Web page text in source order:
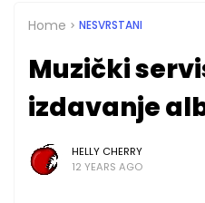
Home NESVRSTANI
Muzički
izdavanje
HELLY CHERRY
12 YEARS AGO